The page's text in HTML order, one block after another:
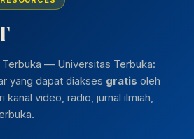
— Universitas Terbuka:
yang dapat diakses gratis oleh
kanal video, radio, jurnal ilmiah,